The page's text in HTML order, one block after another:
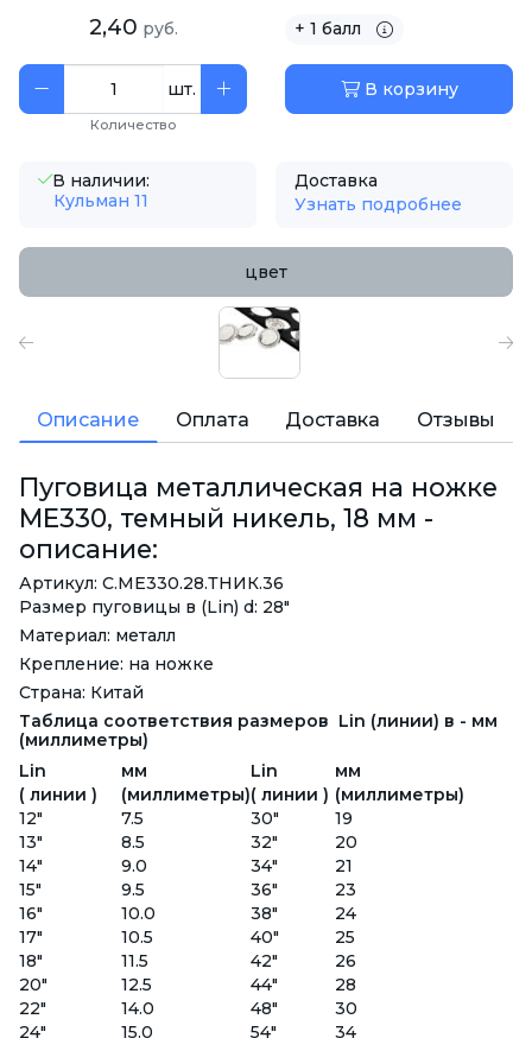
2,40 руб. + 1 балл
шт.
Количество
В корзину
В наличии:
Кульман 11
Доставка
Узнать подробнее
цвет
Описание Оплата Доставка Отзывы
Пуговица металлическая на ножке
ME330, темный никель, 18 мм -
описание:
Артикул: С.ME330.28.ТНИК.36
Размер пуговицы в (Lin) d: 28"
Материал: металл
Крепление: на ножке
Страна: Китай
Таблица соответствия размеров Lin (линии) в - мм
(миллиметры)
Lin
мм Lin
мм
( линии )
(миллиметры)( линии ) (миллиметры)
12"
7.5 30"
19
13"
8.5 32"
20
14"
9.0 34"
21
15"
9.5 36"
23
16"
10.0 38"
24
17"
10.5 40"
25
18"
11.5 42"
26
20"
12.5 44"
28
22"
14.0 48"
30
24"
15.0 54"
34